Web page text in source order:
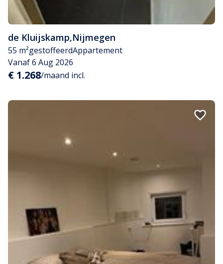
de Kluijskamp,Nijmegen
55 m²gestoffeerdAppartement
Vanaf 6 Aug 2026
€ 1.268/maand incl.